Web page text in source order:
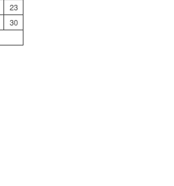
23
30